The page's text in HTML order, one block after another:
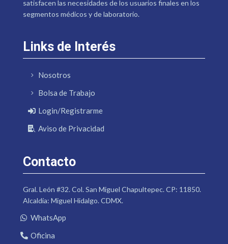
satisfacen las necesidades de los usuarios finales en los
segmentos médicos y de laboratorio.
Links de Interés
Nosotros
Bolsa de Trabajo
Login/Registrarme
Aviso de Privacidad
Contacto
Gral. León #32. Col. San Miguel Chapultepec. CP: 11850.
Alcaldía: Miguel Hidalgo. CDMX.
WhatsApp
Oficina